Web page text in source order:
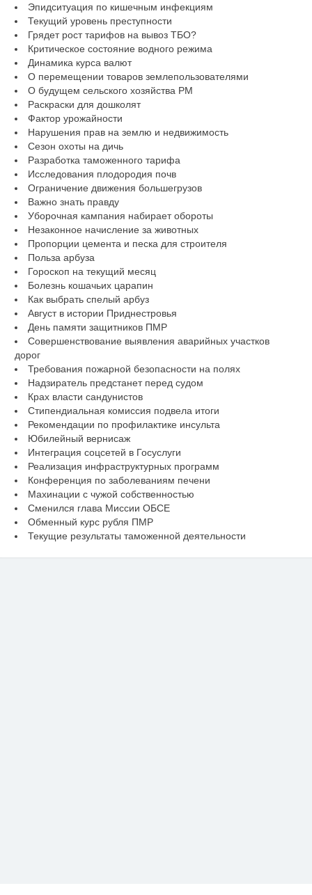
Эпидситуация по кишечным инфекциям
Текущий уровень преступности
Грядет рост тарифов на вывоз ТБО?
Критическое состояние водного режима
Динамика курса валют
О перемещении товаров землепользователями
О будущем сельского хозяйства РМ
Раскраски для дошколят
Фактор урожайности
Нарушения прав на землю и недвижимость
Сезон охоты на дичь
Разработка таможенного тарифа
Исследования плодородия почв
Ограничение движения большегрузов
Важно знать правду
Уборочная кампания набирает обороты
Незаконное начисление за животных
Пропорции цемента и песка для строителя
Польза арбуза
Гороскоп на текущий месяц
Болезнь кошачьих царапин
Как выбрать спелый арбуз
Август в истории Приднестровья
День памяти защитников ПМР
Совершенствование выявления аварийных участков
дорог
Требования пожарной безопасности на полях
Надзиратель предстанет перед судом
Крах власти сандунистов
Стипендиальная комиссия подвела итоги
Рекомендации по профилактике инсульта
Юбилейный вернисаж
Интеграция соцсетей в Госуслуги
Реализация инфраструктурных программ
Конференция по заболеваниям печени
Махинации с чужой собственностью
Сменился глава Миссии ОБСЕ
Обменный курс рубля ПМР
Текущие результаты таможенной деятельности